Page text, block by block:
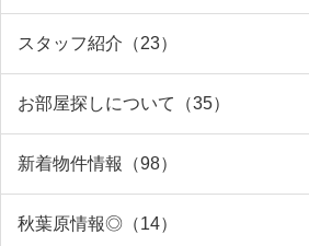
スタッフ紹介（23）
お部屋探しについて（35）
新着物件情報（98）
秋葉原情報◎（14）